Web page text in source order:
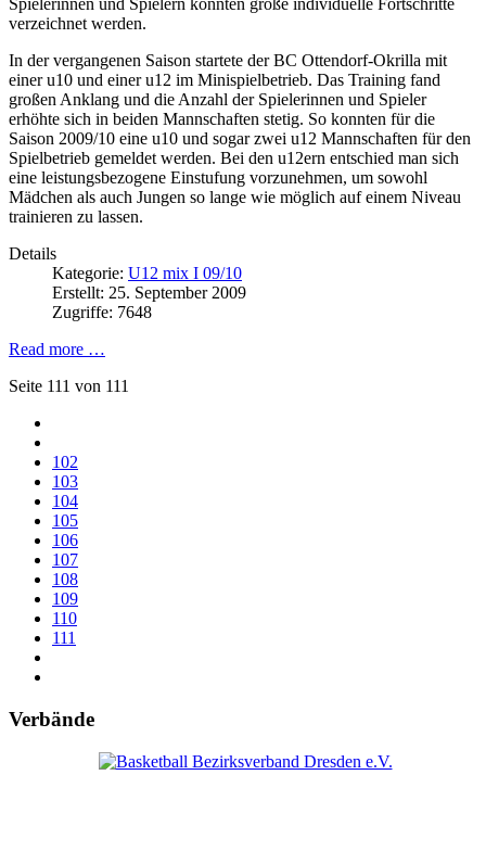
Spielerinnen und Spielern konnten große individuelle Fortschritte
verzeichnet werden.
In der vergangenen Saison startete der BC Ottendorf-Okrilla mit
einer u10 und einer u12 im Minispielbetrieb. Das Training fand
großen Anklang und die Anzahl der Spielerinnen und Spieler
erhöhte sich in beiden Mannschaften stetig. So konnten für die
Saison 2009/10 eine u10 und sogar zwei u12 Mannschaften für den
Spielbetrieb gemeldet werden. Bei den u12ern entschied man sich
eine leistungsbezogene Einstufung vorzunehmen, um sowohl
Mädchen als auch Jungen so lange wie möglich auf einem Niveau
trainieren zu lassen.
Details
Kategorie: U12 mix I 09/10
Erstellt: 25. September 2009
Zugriffe: 7648
Read more …
Seite 111 von 111
102
103
104
105
106
107
108
109
110
111
Verbände